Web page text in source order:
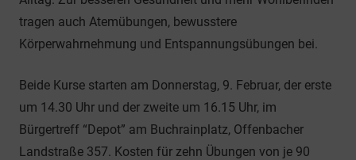
tragen auch Atemübungen, bewusstere
Körperwahrnehmung und Entspannungsübungen bei.
Beide Kurse starten am Donnerstag, 9. Februar, der erste
um 14.30 Uhr und der zweite um 16.15 Uhr, im
Bürgertreff “Depot” am Buchrainplatz, Offenbacher
Landstraße 357. Kosten für zehn Übungen von je 90